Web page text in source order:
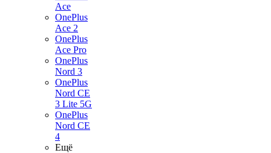
Ace
OnePlus
Ace 2
OnePlus
Ace Pro
OnePlus
Nord 3
OnePlus
Nord CE
3 Lite 5G
OnePlus
Nord CE
4
Ещё